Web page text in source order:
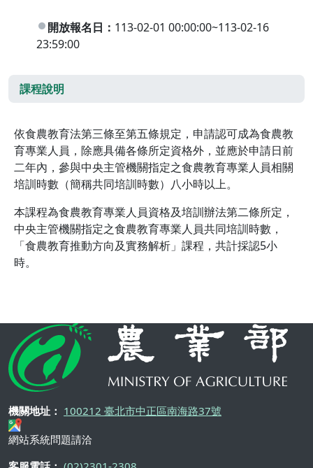
開放報名日： 113-02-01 00:00:00~113-02-16
23:59:00
課程說明
依食農教育法第三條至第五條規定，申請認可成為食農教
育專業人員，除應具備各條所定資格外，並應於申請日前
二年內，參與中央主管機關指定之食農教育專業人員相關
培訓時數（簡稱共同培訓時數）八小時以上。
本課程為食農教育專業人員資格及培訓辦法第二條所定，
中央主管機關指定之食農教育專業人員共同培訓時數，
「食農教育推動方向及實務解析」課程，共計採認5小
時。
機關地址： 100212 臺北市中正區南海路37號
網站系統問題請洽